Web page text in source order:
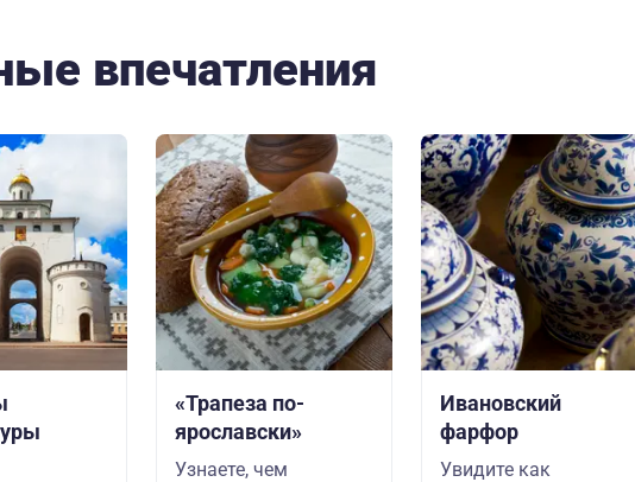
впечатления
«Трапеза по-
ярославски»
Узнаете, чем
Ивановский
фарфор
Увидите как